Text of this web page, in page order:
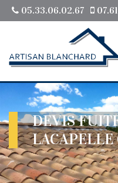
05.33.06.02.67
DEVIS